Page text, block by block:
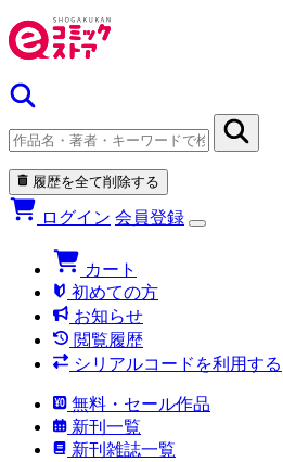
履歴を全て削除する
ログイン 会員登録
カート
初めての方
お知らせ
閲覧履歴
シリアルコードを利用する
無料・セール作品
新刊一覧
新刊雑誌一覧